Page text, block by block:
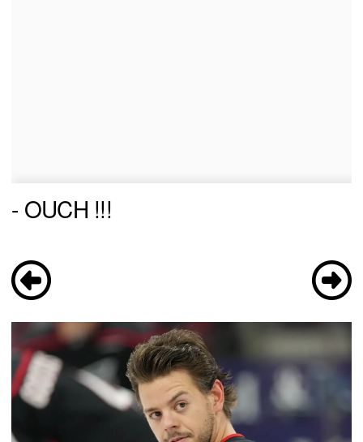
- OUCH !!!